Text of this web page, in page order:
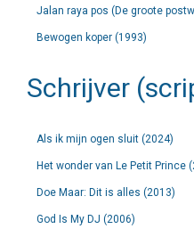
Jalan raya pos (De groote
Bewogen koper (1993)
Schrijver
Als ik mijn ogen sluit (2024)
Het wonder van Le Petit Prince
Doe Maar: Dit is alles (2013)
God Is My DJ (2006)